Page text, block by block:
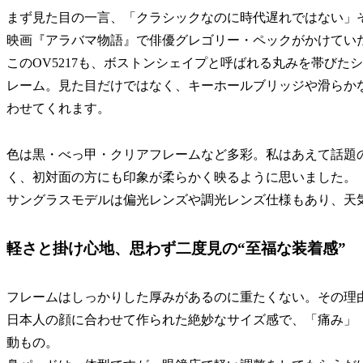
まず見た目の一言、「クラシックなのに時代遅れではない
映画『アラバマ物語』で俳優グレゴリー・ペックがかけて
このOV5217も、ボストンシェイプと呼ばれる丸みを帯びた
レーム。見た目だけではなく、キーホールブリッジや滑ら
わせてくれます。
色は黒・べっ甲・クリアフレームなど多彩。私はあえて話
く、初対面の方にも印象が柔らかく映るように思いました。
サングラスモデルは偏光レンズや調光レンズ仕様もあり、
軽さと掛け心地、思わず二度見の“至福な装着感”
フレームはしっかりした厚みがあるのに重たくない。その
日本人の顔に合わせて作られた絶妙なサイズ感で、「痛み
動もの。